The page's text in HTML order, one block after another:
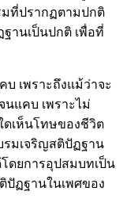
ที่ปรากฏตามปกติ
านเป็นปกติ เพื่อที่
เพราะถึงแม้ว่าจะ
แคบ เพราะไม่
ดเห็นโทษของชีวิต
มเจริญสติปัฏฐาน
ดยการอุปสมบทเป็น
ปัฏฐานในเพศของ